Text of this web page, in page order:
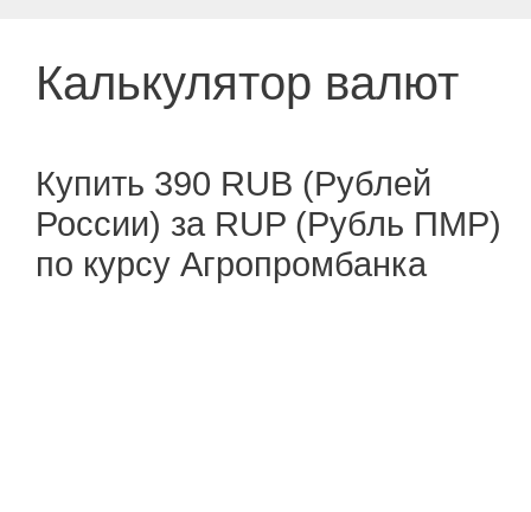
Калькулятор валют
Купить 390 RUB (Рублей
России) за RUP (Рубль ПМР)
по курсу Агропромбанка